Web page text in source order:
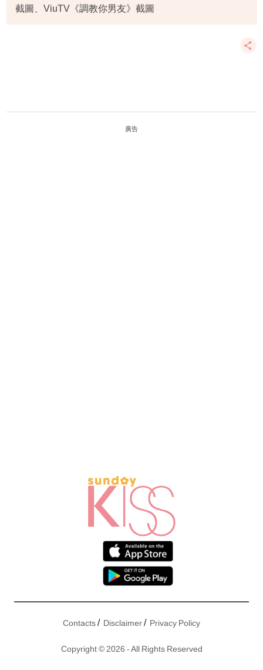
截圖、ViuTV《調教你男友》截圖
廣告
Contacts/ Disclaimer/ Privacy Policy
Copyright © 2026 - All Rights Reserved